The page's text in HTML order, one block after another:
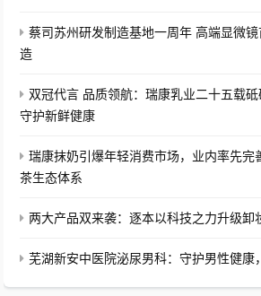
蔡司苏州研发制造基地一周年 高端显微
造
双冠代言 品质领航：瑞康乳业二十五载
守护新鲜健康
瑞康抹奶引爆年轻消费市场，业内率先完
茶生态体系
两大产品双来袭：逐本以科技之力升级卸
芜湖新安中医院泌尿男科：守护男性健康